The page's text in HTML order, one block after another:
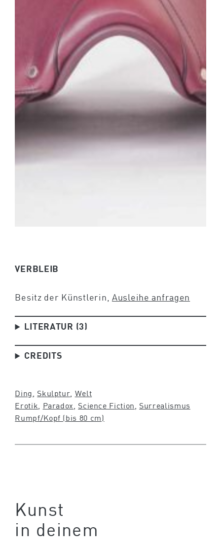
VERBLEIB
Besitz der Künstlerin, Ausleihe anfragen
LITERATUR (3)
CREDITS
Ding Skulptur Welt
Erotik
Paradox Science Fiction
Surrealismus
Rumpf/Kopf (bis 80 cm)
Kunst
in deinem